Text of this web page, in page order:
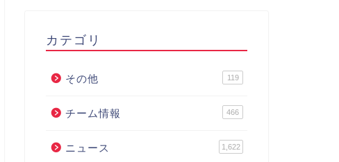
カテゴリ
その他 119
チーム情報 466
ニュース 1,622